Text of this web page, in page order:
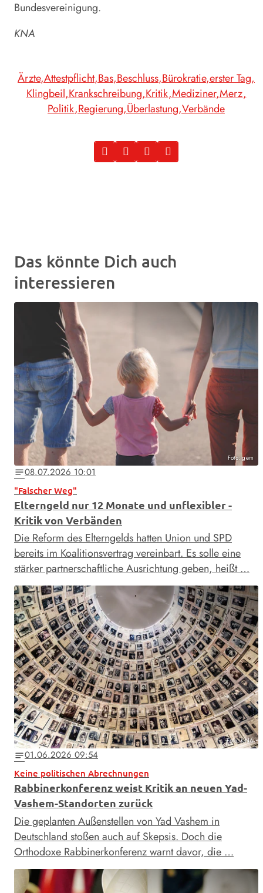
Bundesvereinigung.
KNA
Ärzte Attestpflicht Bas Beschluss Bürokratie erster Tag
Klingbeil Krankschreibung Kritik Mediziner Merz
Politik Regierung Überlastung Verbände
Das könnte Dich auch
interessieren
Foto: gem
notes08.07.2026 10:01
"Falscher Weg"
Elterngeld nur 12 Monate und unflexibler -
Kritik von Verbänden
Die Reform des Elterngelds hatten Union und SPD
bereits im Koalitionsvertrag vereinbart. Es solle eine
stärker partnerschaftliche Ausrichtung geben, heißt …
Foto: KNA
notes01.06.2026 09:54
Keine politischen Abrechnungen
Rabbinerkonferenz weist Kritik an neuen Yad-
Vashem-Standorten zurück
Die geplanten Außenstellen von Yad Vashem in
Deutschland stoßen auch auf Skepsis. Doch die
Orthodoxe Rabbinerkonferenz warnt davor, die …